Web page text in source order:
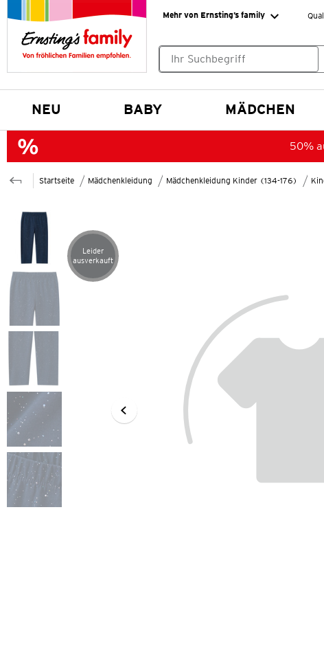
Mehr von Ernsting’s family
NEU BABY MÄDCHEN
50%
Startseite Mädchenkleidung Mädchenkleidung Kinder (134-176)
Artikel leider ausverkauft
Leider
ausverkauft